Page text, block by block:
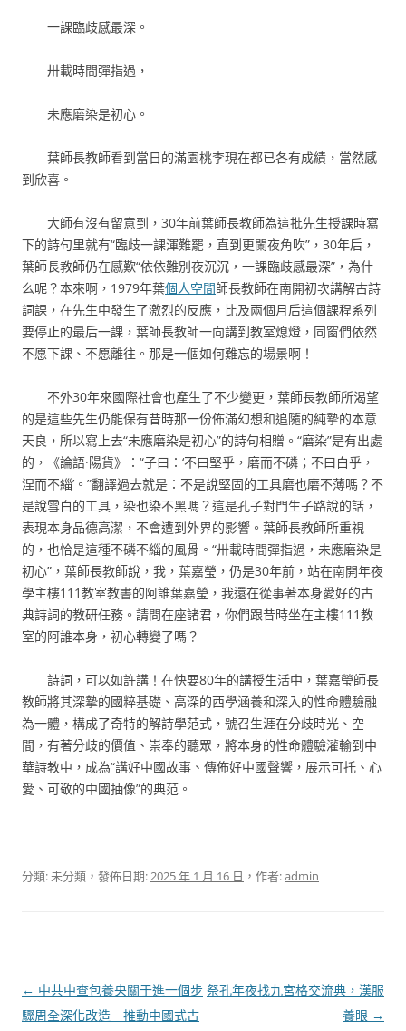
一課臨歧感最深。
卅載時間彈指過，
未應磨染是初心。
葉師長教師看到當日的滿園桃李現在都已各有成績，當然感
到欣喜。
大師有沒有留意到，30年前葉師長教師為這批先生授課時寫
下的詩句里就有“臨歧一課渾難罷，直到更闌夜角吹”，30年后，
葉師長教師仍在感歎“依依難別夜沉沉，一課臨歧感最深”，為什
么呢？本來啊，1979年葉個人空間師長教師在南開初次講解古詩
詞課，在先生中發生了激烈的反應，比及兩個月后這個課程系列
要停止的最后一課，葉師長教師一向講到教室熄燈，同窗們依然
不愿下課、不愿離往。那是一個如何難忘的場景啊！
不外30年來國際社會也產生了不少變更，葉師長教師所渴望
的是這些先生仍能保有昔時那一份佈滿幻想和追隨的純摯的本意
天良，所以寫上去“未應磨染是初心”的詩句相贈。“磨染”是有出處
的，《論語·陽貨》：“子曰：‘不曰堅乎，磨而不磷；不曰白乎，
涅而不緇’。”翻譯過去就是：不是說堅固的工具磨也磨不薄嗎？不
是說雪白的工具，染也染不黑嗎？這是孔子對門生子路說的話，
表現本身品德高潔，不會遭到外界的影響。葉師長教師所重視
的，也恰是這種不磷不緇的風骨。“卅載時間彈指過，未應磨染是
初心”，葉師長教師說，我，葉嘉瑩，仍是30年前，站在南開年夜
學主樓111教室教書的阿誰葉嘉瑩，我還在從事著本身愛好的古
典詩詞的教研任務。請問在座諸君，你們跟昔時坐在主樓111教
室的阿誰本身，初心轉變了嗎？
詩詞，可以如許講！在快要80年的講授生活中，葉嘉瑩師長
教師將其深摯的國粹基礎、高深的西學涵養和深入的性命體驗融
為一體，構成了奇特的解詩學范式，號召生涯在分歧時光、空
間，有著分歧的價值、崇奉的聽眾，將本身的性命體驗灌輸到中
華詩教中，成為“講好中國故事、傳佈好中國聲響，展示可托、心
愛、可敬的中國抽像”的典范。
分類: 未分類，發佈日期:2025 年 1 月 16 日 ，作者:admin
文
章
← 中共中查包養央關于進一個步
驟周全深化改造 推動中國式古
祭孔年夜找九宮格交流典，漢服
養眼 →